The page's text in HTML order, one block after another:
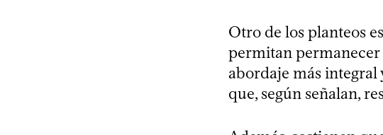
Otro de los planteos
permitan permanecer
abordaje más integral
que, según señalan,